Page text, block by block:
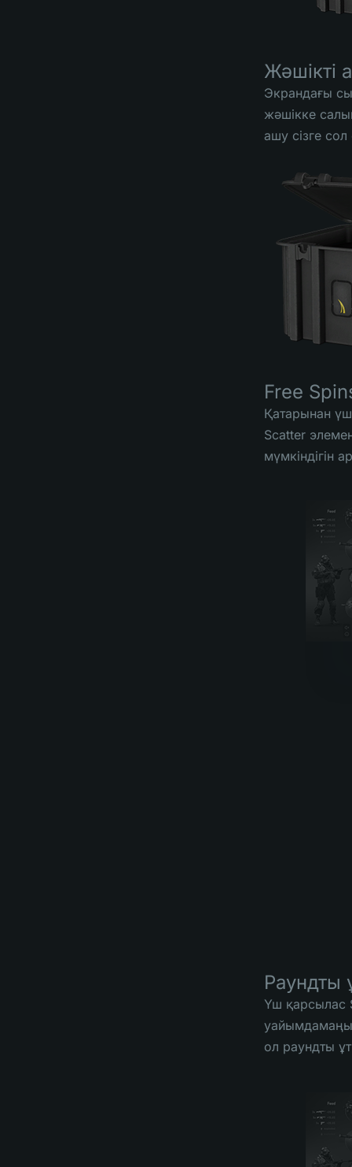
Жәшікті
Экрандағы
жәшікке
ашу сізге
Free
Қатарынан үш
Scatter
мүмкіндігін
Раундты
Үш қарсылас
ол раундты